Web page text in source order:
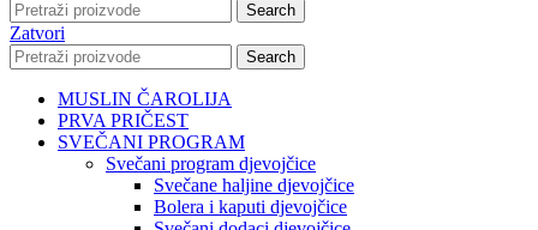
Search
Zatvori
Search
MUSLIN ČAROLIJA
PRVA PRIČEST
SVEČANI PROGRAM
Svečani program djevojčice
Svečane haljine djevojčice
Bolera i kaputi djevojčice